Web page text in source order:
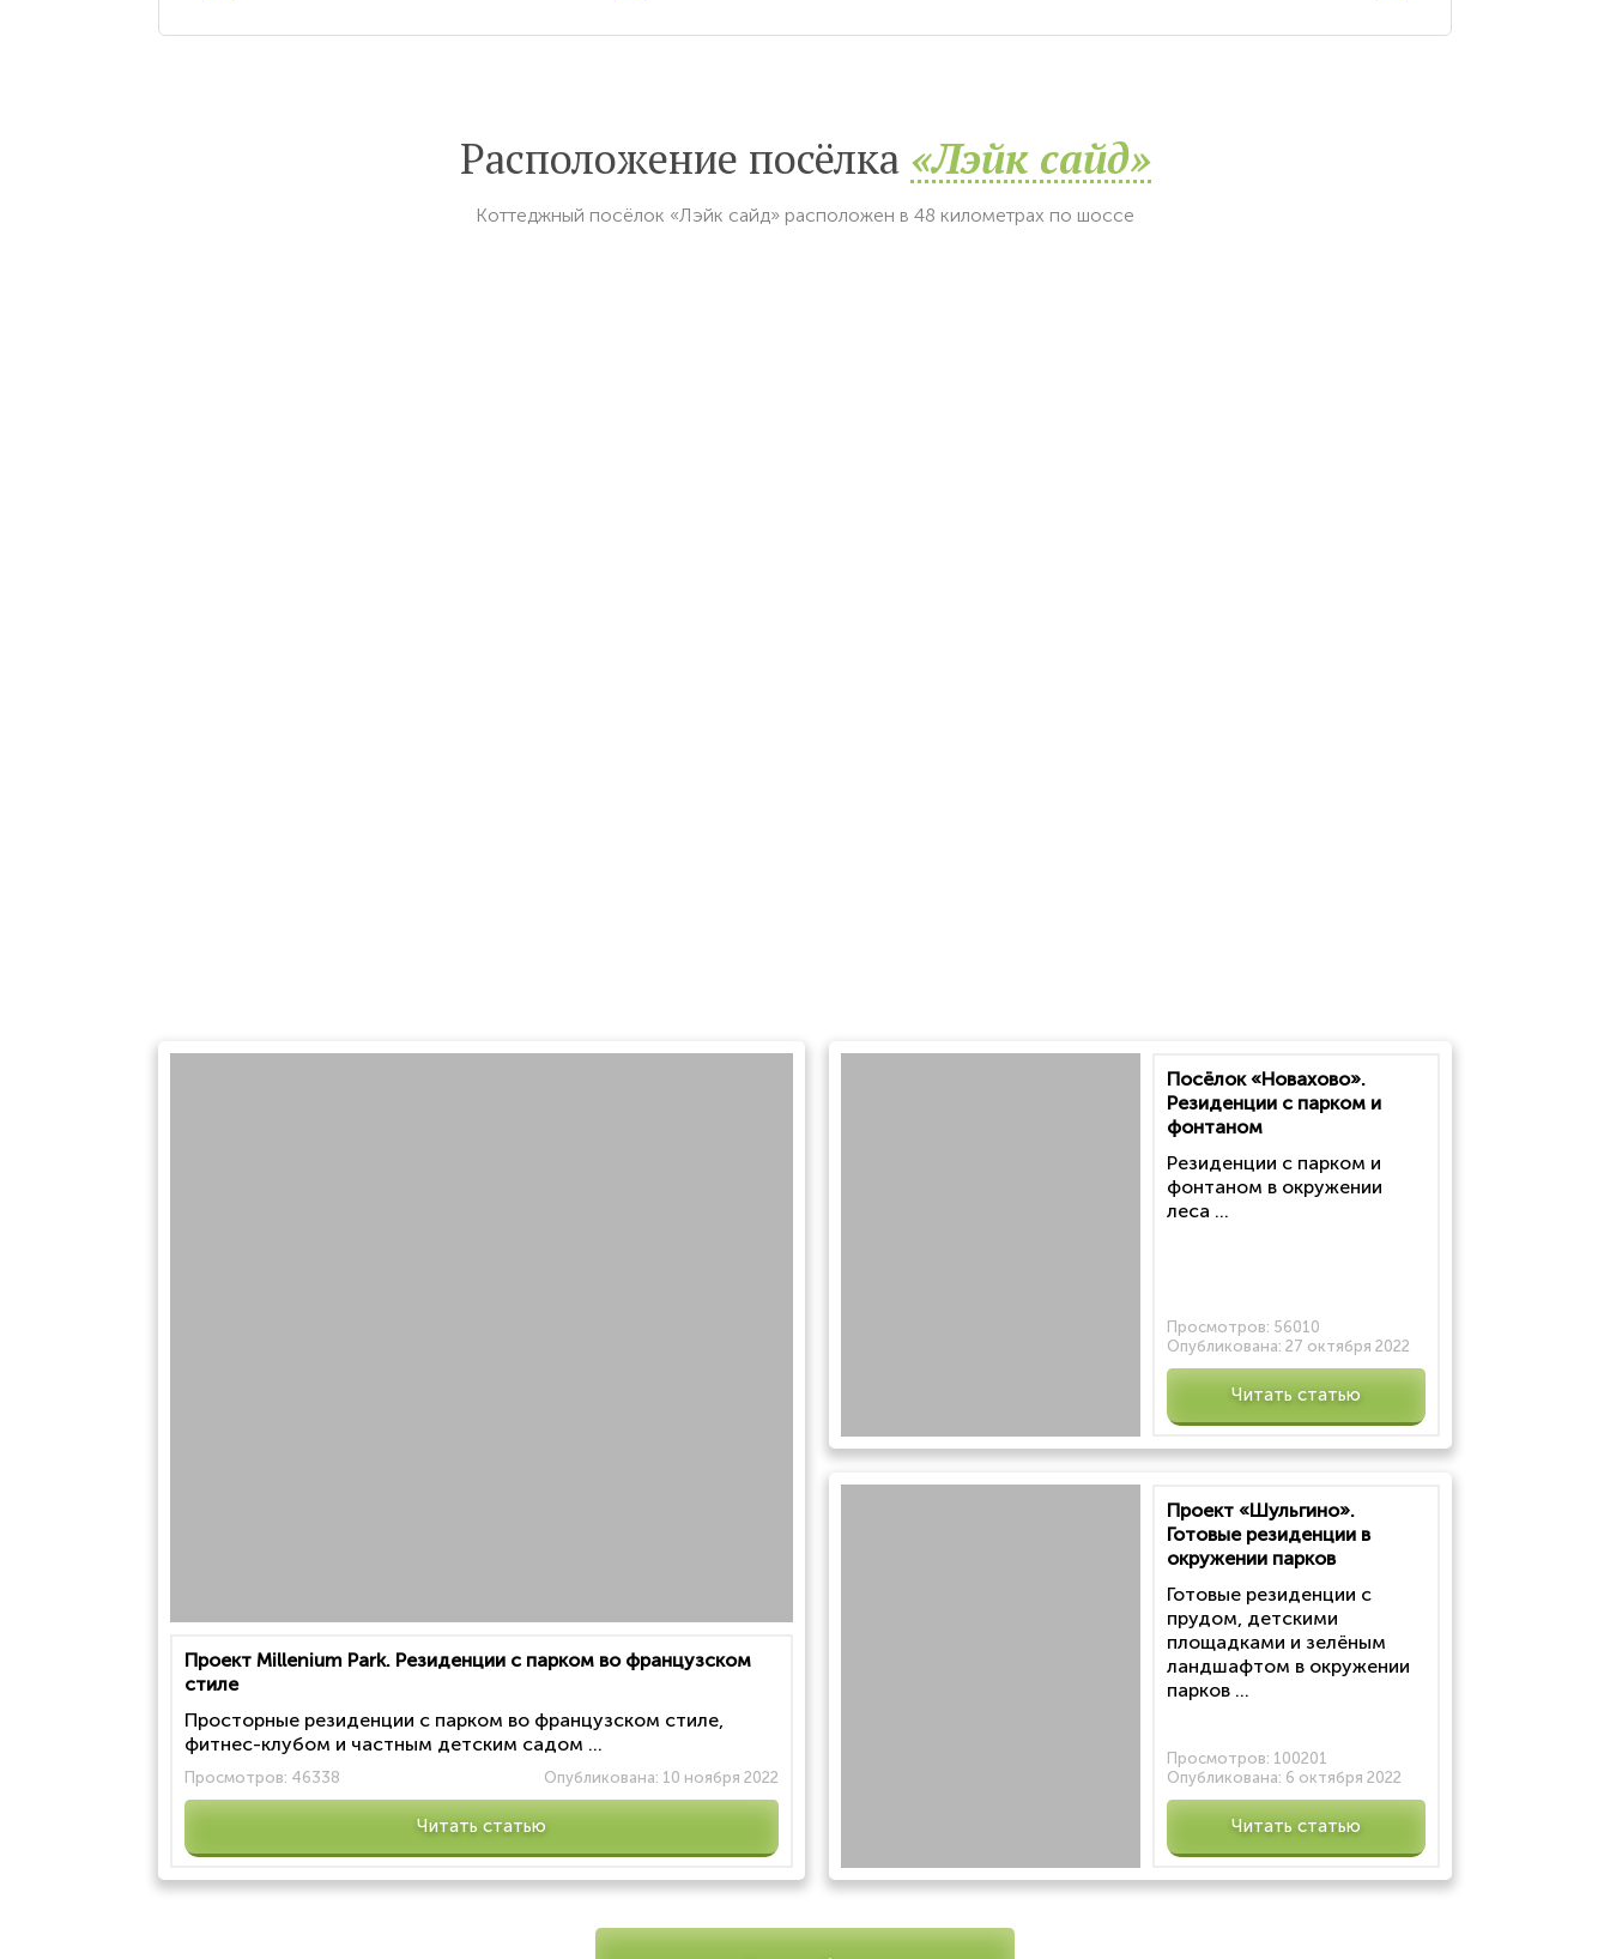
Расположение посёлка «Лэйк сайд»
Коттеджный посёлок «Лэйк сайд» расположен в 48 километрах по шоссе
Проект Millenium Park. Резиденции с парком во французском
стиле
Просторные резиденции с парком во французском стиле,
фитнес-клубом и частным детским садом ...
Просмотров: 46338 Опубликована: 10 ноября 2022
Читать статью
Посёлок «Новахово».
Резиденции с парком и
фонтаном
Резиденции с парком и
фонтаном в окружении
леса ...
Просмотров: 56010
Опубликована: 27 октября 2022
Читать статью
Проект «Шульгино».
Готовые резиденции в
окружении парков
Готовые резиденции с
прудом, детскими
площадками и зелёным
ландшафтом в окружении
парков ...
Просмотров: 100201
Опубликована: 6 октября 2022
Читать статью